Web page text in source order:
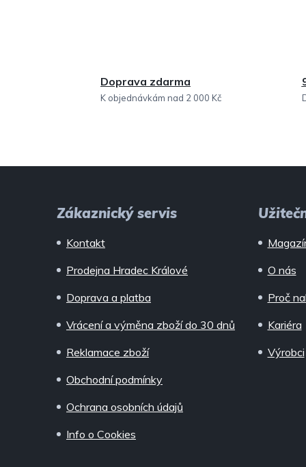
Doprava zdarma
K objednávkám nad 2 000 Kč
Zákaznický servis
Kontakt
Prodejna Hradec Králové
Doprava a platba
Vrácení a výměna zboží do 30 dnů
Reklamace zboží
Obchodní podmínky
Ochrana osobních údajů
Info o Cookies
O nás
Proč
Kariéra
Výrobci